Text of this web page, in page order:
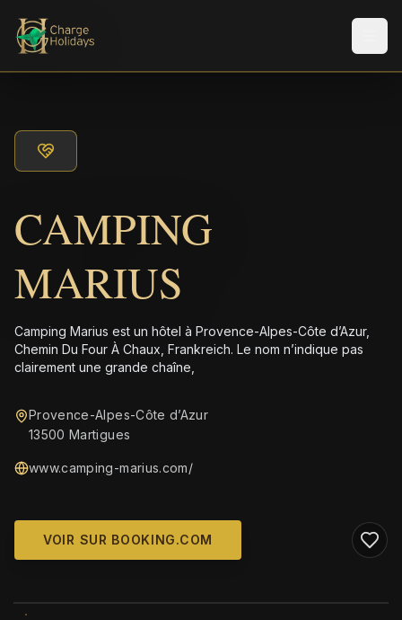
CAMPING
MARIUS
Camping Marius est un hôtel à Provence-Alpes-Côte d’Azur,
Chemin Du Four À Chaux, Frankreich. Le nom n’indique pas
clairement une grande chaîne,
Provence-Alpes-Côte d’Azur
13500 Martigues
www.camping-marius.com/
VOIR SUR BOOKING.COM